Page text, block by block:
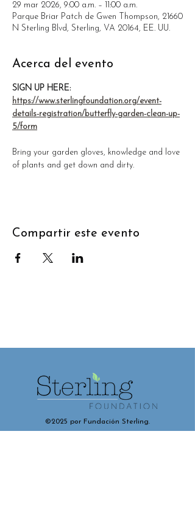
29 mar 2026, 9:00 a.m. – 11:00 a.m.
Parque Briar Patch de Gwen Thompson, 21660
N Sterling Blvd, Sterling, VA 20164, EE. UU.
Acerca del evento
SIGN UP HERE:
https://www.sterlingfoundation.org/event-
details-registration/butterfly-garden-clean-up-
5/form
Bring your garden gloves, knowledge and love
of plants and get down and dirty.
Compartir este evento
©2025 por Fundación Sterling.